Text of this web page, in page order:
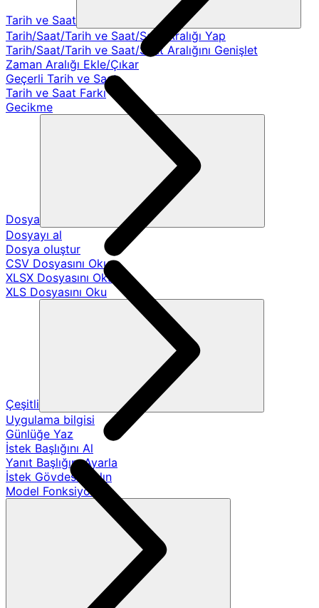
Tarih ve Saat
Tarih/Saat/Tarih ve Saat/Saat Aralığı Yap
Tarih/Saat/Tarih ve Saat/Saat Aralığını Genişlet
Zaman Aralığı Ekle/Çıkar
Geçerli Tarih ve Saat
Tarih ve Saat Farkı
Gecikme
Dosya
Dosyayı al
Dosya oluştur
CSV Dosyasını Oku
XLSX Dosyasını Oku
XLS Dosyasını Oku
Çeşitli
Uygulama bilgisi
Günlüğe Yaz
İstek Başlığını Al
Yanıt Başlığını Ayarla
İstek Gövdesini Alın
Model Fonksiyonları